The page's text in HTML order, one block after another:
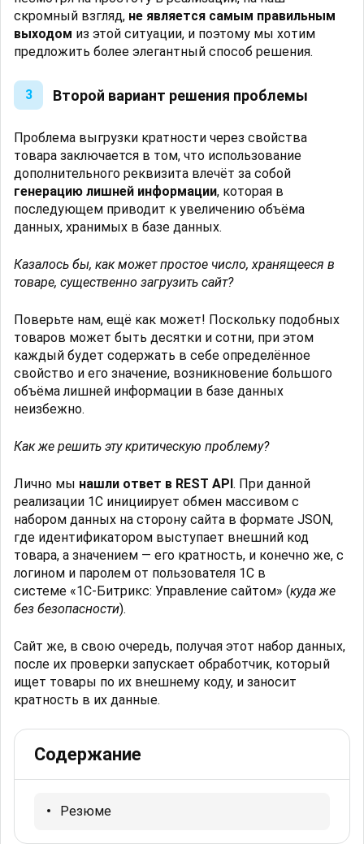
скромный взгляд, не является самым правильным
выходом из этой ситуации, и поэтому мы хотим
предложить более элегантный способ решения.
3 Второй вариант решения проблемы
Проблема выгрузки кратности через свойства
товара заключается в том, что использование
дополнительного реквизита влечёт за собой
генерацию лишней информации, которая в
последующем приводит к увеличению объёма
данных, хранимых в базе данных.
Казалось бы, как может простое число, хранящееся в
товаре, существенно загрузить сайт?
Поверьте нам, ещё как может! Поскольку подобных
товаров может быть десятки и сотни, при этом
каждый будет содержать в себе определённое
свойство и его значение, возникновение большого
объёма лишней информации в базе данных
неизбежно.
Как же решить эту критическую проблему?
Лично мы нашли ответ в REST API . При данной
реализации 1С инициирует обмен массивом с
набором данных на сторону сайта в формате JSON,
где идентификатором выступает внешний код
товара, а значением — его кратность, и конечно же, с
логином и паролем от пользователя 1С в
системе «1С-Битрикс: Управление сайтом» (куда же
без безопасности).
Сайт же, в свою очередь, получая этот набор данных,
после их проверки запускает обработчик, который
ищет товары по их внешнему коду, и заносит
кратность в их данные.
Содержание
Резюме